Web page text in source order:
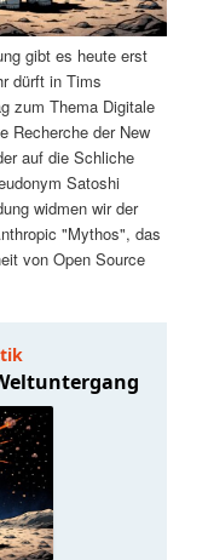
gibt es heute erst
dürft in Tims
zum Thema Digitale
Recherche der New
auf die Schliche
Satoshi
widmen wir der
"Mythos", das
von Open Source